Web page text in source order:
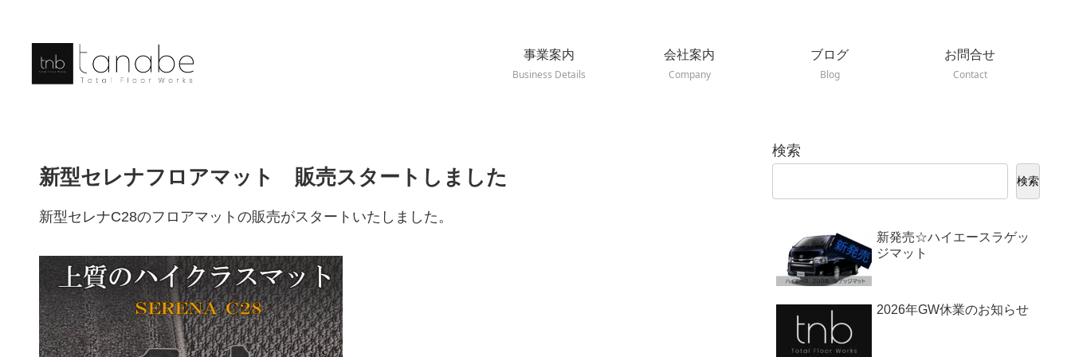
事業案内
Business Details
会社案内
Company
ブログ
Blog
お問合せ
Contact
新型セレナフロアマット 販売スタートしました
新型セレナC28のフロアマットの販売がスタートいたしました。
検索
検索
新発売☆ハイエースラゲッ
ジマット
2026年GW休業のお知らせ